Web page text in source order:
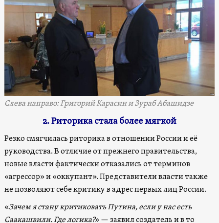
Слева направо: Григорий Карасин и Зураб Абашидзе
2. Риторика стала более мягкой
Резко смягчилась риторика в отношении России и её
руководства. В отличие от прежнего правительства,
новые власти фактически отказались от терминов
«агрессор» и «оккупант». Представители власти также
не позволяют себе критику в адрес первых лиц России.
«Зачем я стану критиковать Путина, если у нас есть
Саакашвили. Где логика?» — заявил создатель и в то